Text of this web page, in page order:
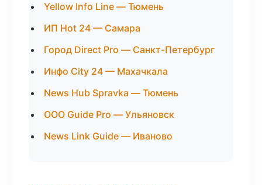
Yellow Info Line — Тюмень
ИП Hot 24 — Самара
Город Direct Pro — Санкт-Петербург
Инфо City 24 — Махачкала
News Hub Spravka — Тюмень
ООО Guide Pro — Ульяновск
News Link Guide — Иваново